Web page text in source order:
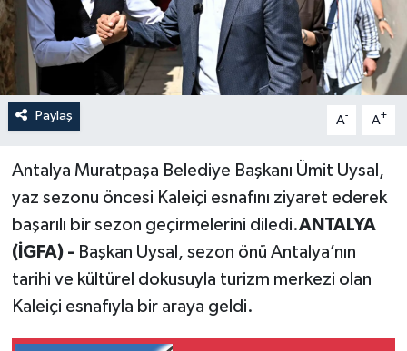
Paylaş A- A+
Antalya Muratpaşa Belediye Başkanı Ümit Uysal,
yaz sezonu öncesi Kaleiçi esnafını ziyaret ederek
başarılı bir sezon geçirmelerini diledi.ANTALYA
(İGFA) - Başkan Uysal, sezon önü Antalya’nın
tarihi ve kültürel dokusuyla turizm merkezi olan
Kaleiçi esnafıyla bir araya geldi.